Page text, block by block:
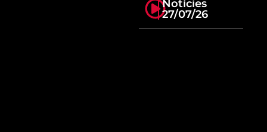
Notícies
27/07/26